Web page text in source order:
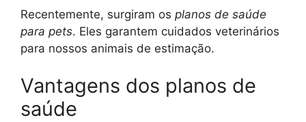
Recentemente, surgiram os planos de saúde
para pets. Eles garantem cuidados veterinários
para nossos animais de estimação.
Vantagens dos planos de
saúde